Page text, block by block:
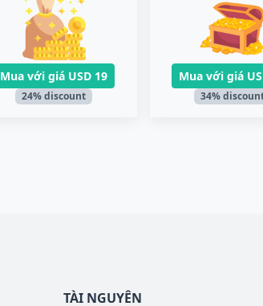
Mua với giá USD 19
24% discount
Mua với giá
34%
TÀI NGUYÊN